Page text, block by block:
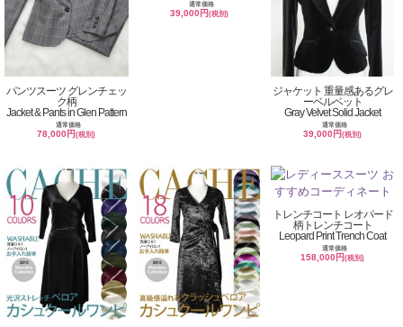
パンツスーツ グレンチェッ
ク柄
Jacket & Pants in Glen Pattern
通常価格
78,000円(税別)
通常価格
39,000円(税別)
ジャケット 重量感あるグレ
ーベルベット
Gray Velvet Solid Jacket
通常価格
39,000円(税別)
トレンチコート レオパード
柄トレンチコート
Leopard Print Trench Coat
通常価格
158,000円(税別)